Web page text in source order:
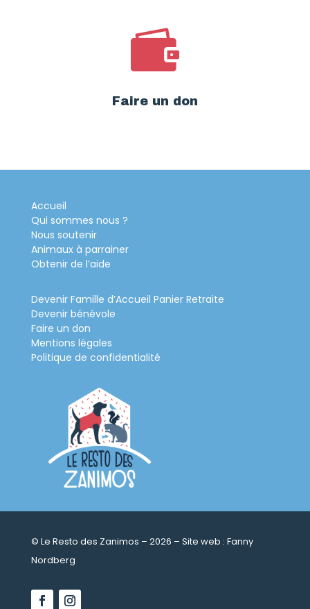

Faire un don
Accueil
Qui sommes nous ?
Nous soutenir
Animaux à parrainer
Obtenir de l’aide
Devenir Famille d’Accueil Panier Retraite
Devenir bénévole
Faire un don
Mentions légales
Politique de confidentialité
© Le Resto des Zanimos – 2026 – Site web : Fanny
Nordberg